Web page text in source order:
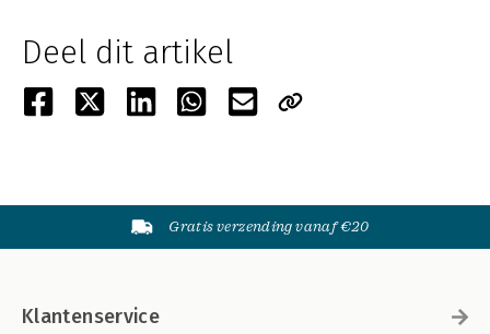
Deel dit artikel
Gratis verzending vanaf €20
Klantenservice